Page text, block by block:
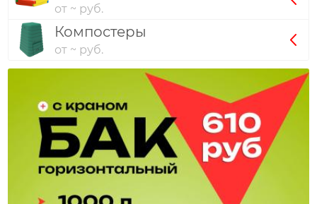
от ~ руб.
Компостеры
от ~ руб.